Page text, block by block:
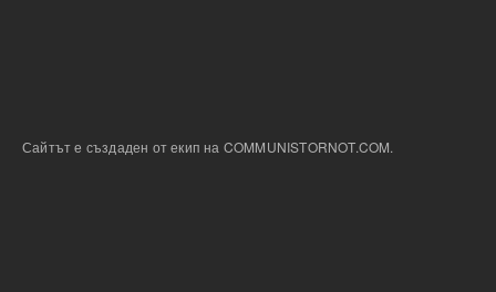
Сайтът е създаден от екип на COMMUNISTORNOT.COM.